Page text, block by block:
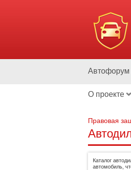
Автофорум
О проекте
Правовая
Каталог
автомобиль,